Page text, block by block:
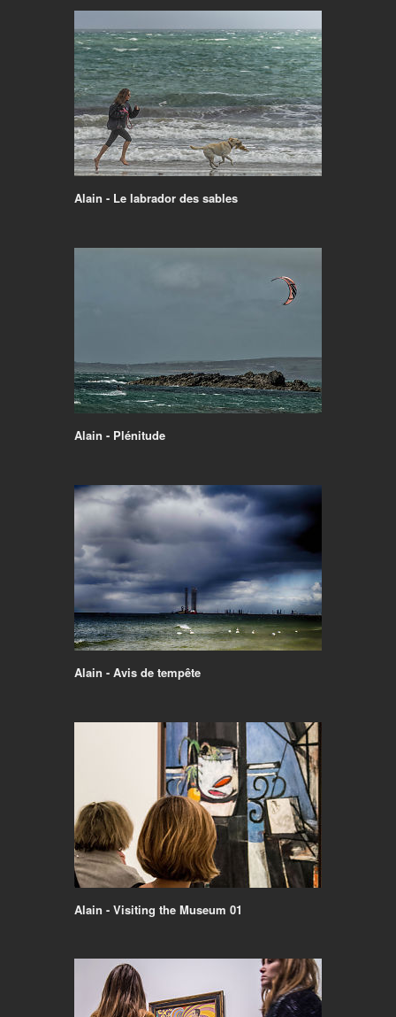
Alain - Le labrador des sables
Alain - Plénitude
Alain - Avis de tempête
Alain - Visiting the Museum 01